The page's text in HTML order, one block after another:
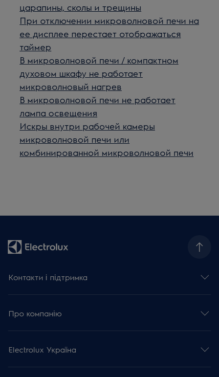
царапины, сколы и трещины
При отключении микроволновой печи на
ее дисплее перестает отображаться
таймер
В микроволновой печи / компактном
духовом шкафу не работает
микроволновый нагрев
В микроволновой печи не работает
лампа освещения
Искры внутри рабочей камеры
микроволновой печи или
комбинированной микроволновой печи
Контакти і підтримка
Про компанію
Electrolux Україна